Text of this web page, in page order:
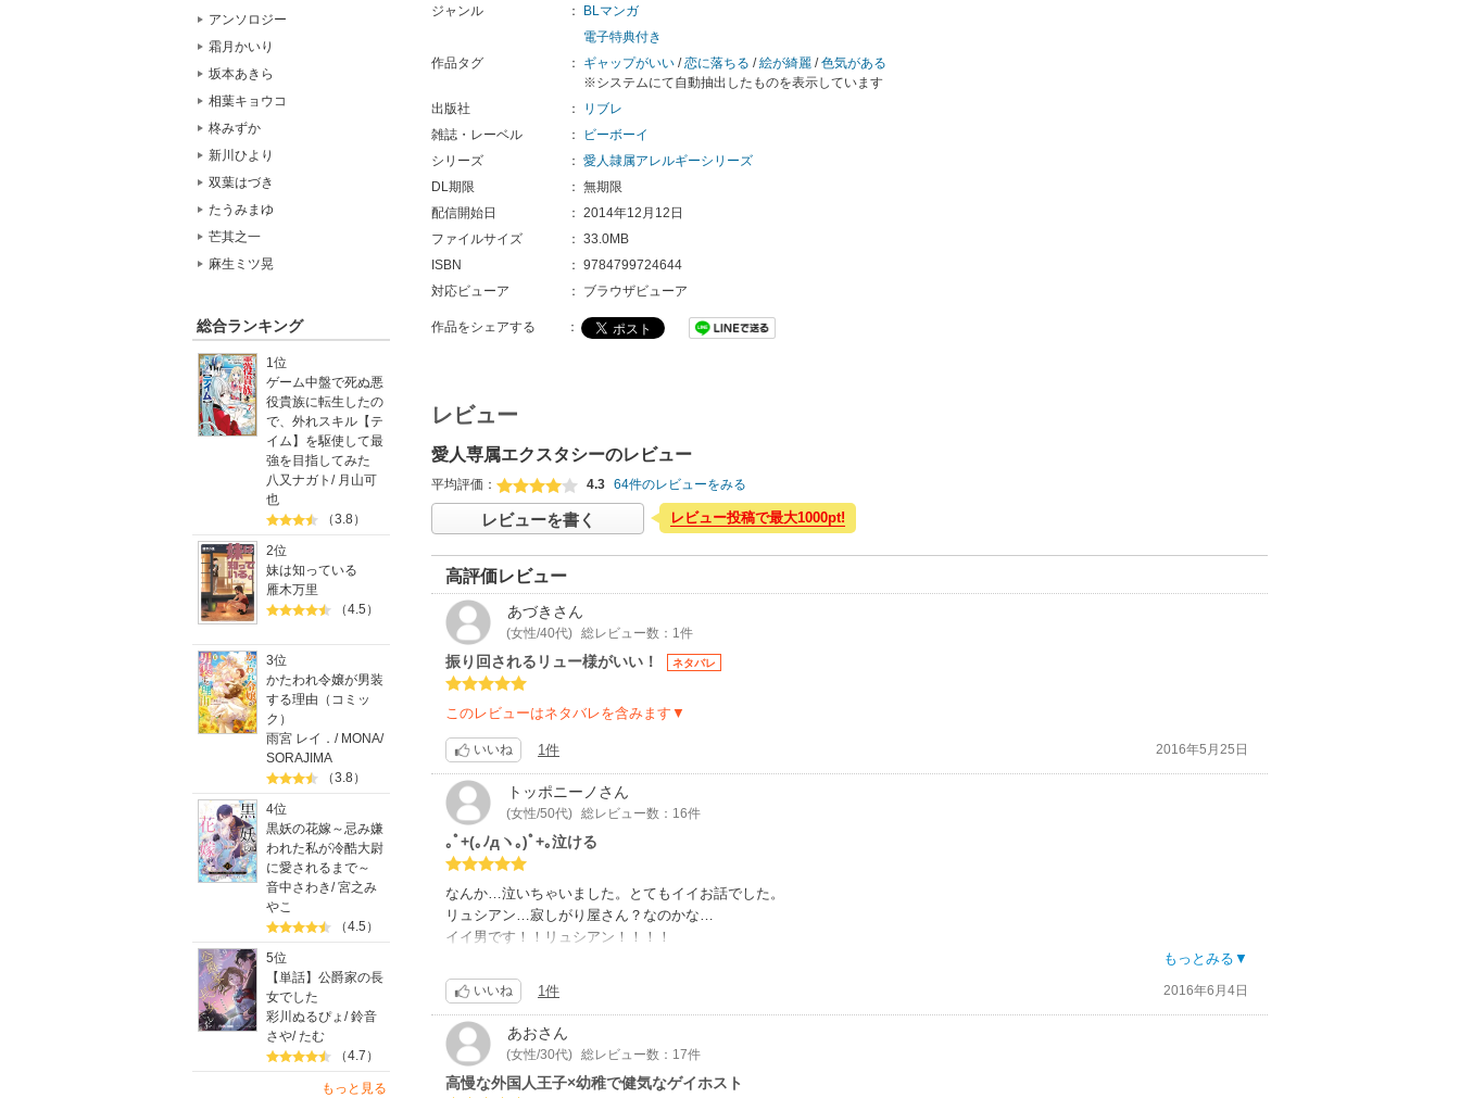
アンソロジー
霜月かいり
坂本あきら
相葉キョウコ
柊みずか
新川ひより
双葉はづき
たうみまゆ
芒其之一
麻生ミツ晃
総合ランキング
1位
ゲーム中盤で死ぬ悪
役貴族に転生したの
で、外れスキル【テ
イム】を駆使して最
強を目指してみた
八又ナガト / 月山可
也
（3.8）
2位
妹は知っている
雁木万里
（4.5）
3位
かたわれ令嬢が男装
する理由（コミッ
ク）
雨宮 レイ． / MONA/
SORAJIMA
（3.8）
4位
黒妖の花嫁～忌み嫌
われた私が冷酷大尉
に愛されるまで～
音中さわき/宮之み
やこ
（4.5）
5位
【単話】公爵家の長
女でした
彩川ぬるぴょ /鈴音
さや/たむ
（4.7）
もっと見る
ジャンル ：
BLマンガ
電子特典付き
作品タグ
： ギャップがいい /恋に落ちる /絵が綺麗 /色気がある
※システムにて自動抽出したものを表示しています
出版社
：
リブレ
雑誌・レーベル
：
ビーボーイ
シリーズ
： 愛人隷属アレルギーシリーズ
DL期限
： 無期限
配信開始日
： 2014年12月12日
ファイルサイズ
： 33.0MB
ISBN
： 9784799724644
対応ビューア
： ブラウザビューア
作品をシェアする ：
レビュー
愛人専属エクスタシーのレビュー
平均評価： 4.3 64件のレビューをみる
レビューを書く レビュー投稿で最大1000pt!
高評価レビュー
あづき さん
(女性/40代) 総レビュー数：1件
振り回されるリュー様がいい！ ネタバレ
このレビューはネタバレを含みます▼
いいね 1件 2016年5月25日
トッポニーノ さん
(女性/50代) 総レビュー数：16件
｡ﾟ+(｡ﾉдヽ｡)ﾟ+｡泣ける
なんか…泣いちゃいました。とてもイイお話でした。
リュシアン…寂しがり屋さん？なのかな…
イイ男です！！リュシアン！！！！
本当のリュシアンは素直で優しくて素敵な男性に思います。てん太とは身分の差など微塵も感じさせず、イイ恋をしてます♡
リュシアンが王子なだけあって価値観的な部分がかなりズレますが、お互い求めあって、気持ちをストレートに伝える事で、何
も問題が無いように感じます。
が…しかし…実際は……かなり難しい恋愛でしょうね(笑)
だって、一国の王子と異国の庶民ですから！！
とにかく！！リュシアンとてん太の気持ちが合致してヨカッタです♪
それと、執事の人は…どうなんでしょうかね…ｳ-ﾝ
もっとみる▼
いいね 1件 2016年6月4日
あおさん
(女性/30代) 総レビュー数：17件
高慢な外国人王子×幼稚で健気なゲイホスト